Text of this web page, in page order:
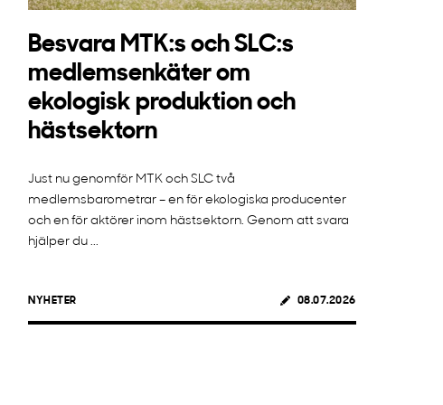
Besvara MTK:s och SLC:s
medlemsenkäter om
ekologisk produktion och
hästsektorn
Just nu genomför MTK och SLC två
medlemsbarometrar – en för ekologiska producenter
och en för aktörer inom hästsektorn. Genom att svara
hjälper du ...
NYHETER 08.07.2026